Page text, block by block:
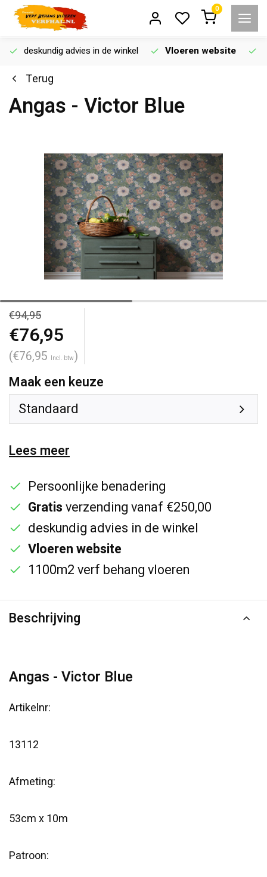
0
deskundig advies in de winkel Vloeren website
Terug
Angas - Victor Blue
€94,95
€76,95
(€76,95 Incl. btw)
Maak een keuze
Standaard
Lees meer
Persoonlijke benadering
Gratisverzending vanaf €250,00
deskundig advies in de winkel
Vloeren website
1100m2 verf behang vloeren
Beschrijving
Angas - Victor Blue
Artikelnr:
13112
Afmeting:
53cm x 10m
Patroon: